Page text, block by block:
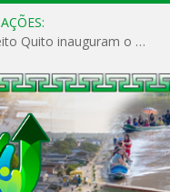
Prefeito Vivaldo Mendes e vice-prefeito Quito inauguram o CAPS e fortalecem a saúde pública em Anajás.